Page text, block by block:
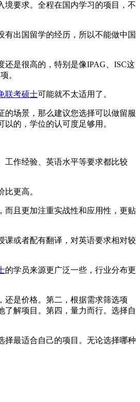
境要求。全程在国内学习的项目，不
出国留学的经历，所以不能做中国
还是很高的，特别是像IPAG、ISC这
。
联考硕士可能就不太适用了。
场景，那么建议您选择可以做留服
以的，学位的认可度足够用。
工作经验、英语水平等要求都比较
更高。
而且更加注重实战性和应用性，更贴
课或者配有翻译，对英语要求相对较
的学员来源更广泛一些，行业分布更
还是价格。第二，根据需求筛选项
了解项目。第四，量力而行。选择自
择最适合自己的项目。无论选择哪种